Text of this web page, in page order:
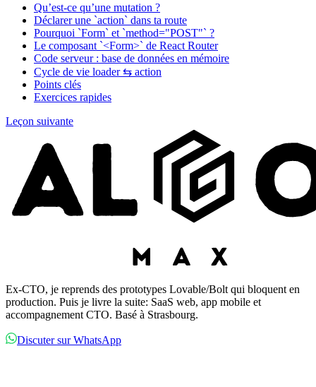
Qu’est-ce qu’une mutation ?
Déclarer une `action` dans ta route
Pourquoi `Form` et `method="POST"` ?
Le composant `<Form>` de React Router
Code serveur : base de données en mémoire
Cycle de vie loader ⇆ action
Points clés
Exercices rapides
Leçon suivante
Ex-CTO, je reprends des prototypes Lovable/Bolt qui bloquent en
production. Puis je livre la suite: SaaS web, app mobile et
accompagnement CTO. Basé à Strasbourg.
Discuter sur WhatsApp